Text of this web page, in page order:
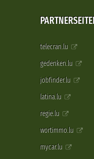
telecran.lu
gedenken.lu
jobfinder.lu
latina.lu
regie.lu
wortimmo.lu
mycar.lu